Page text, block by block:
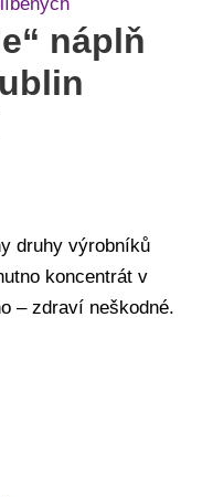
náplň
druhy výrobníků
koncentrát v
– zdraví neškodné.